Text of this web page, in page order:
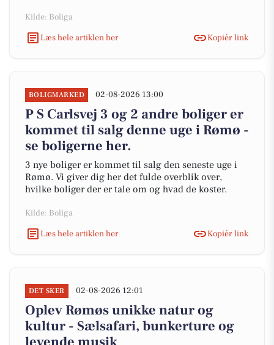
Kilde: Boliga
Læs hele artiklen her
Kopiér link
BOLIGMARKED 02-08-2026 13:00
P S Carlsvej 3 og 2 andre boliger er
kommet til salg denne uge i Rømø -
se boligerne her.
3 nye boliger er kommet til salg den seneste uge i
Rømø. Vi giver dig her det fulde overblik over,
hvilke boliger der er tale om og hvad de koster.
Kilde: Boliga
Læs hele artiklen her
Kopiér link
DET SKER 02-08-2026 12:01
Oplev Rømøs unikke natur og
kultur - Sælsafari, bunkerture og